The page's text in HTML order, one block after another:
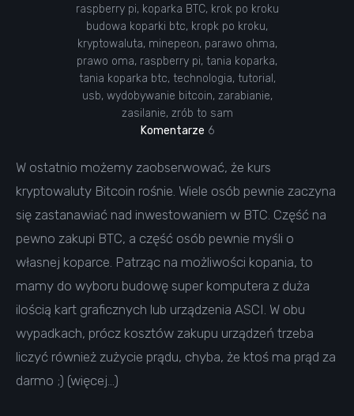
raspberry pi, koparka BTC, krok po kroku
budowa koparki btc, kropk po kroku,
kryptowaluta, minepeon, parawo ohma,
prawo oma, raspberry pi, tania koparka,
tania koparka btc, technologia, tutorial,
usb, wydobywanie bitcoin, zarabianie,
zasilanie, zrób to sam
Komentarze 6
W ostatnio możemy zaobserwować, że kurs
kryptowaluty Bitcoin rośnie. Wiele osób pewnie zaczyna
się zastanawiać nad inwestowaniem w BTC. Część na
pewno zakupi BTC, a część osób pewnie myśli o
własnej koparce. Patrząc na możliwości kopania, to
mamy do wyboru budowę super komputera z duża
ilością kart graficznych lub urządzenia ASCI. W obu
wypadkach, prócz kosztów zakupu urządzeń trzeba
liczyć również zużycie prądu, chyba, że ktoś ma prąd za
darmo ;) (więcej…)